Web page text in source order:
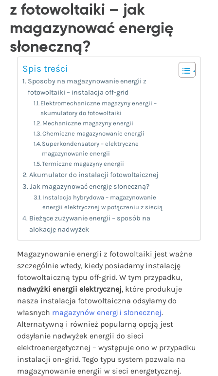
z fotowoltaiki – jak
magazynować energię
słoneczną?
Spis treści
Sposoby na magazynowanie energii z
fotowoltaiki – instalacja off-grid
Elektromechaniczne magazyny energii –
akumulatory do fotowoltaiki
Mechaniczne magazyny energii
Chemiczne magazynowanie energii
Superkondensatory – elektryczne
magazynowanie energii
Termiczne magazyny energii
Akumulator do instalacji fotowoltaicznej
Jak magazynować energię słoneczną?
Instalacja hybrydowa – magazynowanie
energii elektrycznej w połączeniu z siecią
Bieżące zużywanie energii – sposób na
alokację nadwyżek
Magazynowanie energii z fotowoltaiki jest ważne
szczególnie wtedy, kiedy posiadamy instalację
fotowoltaiczną typu off-grid. W tym przypadku,
nadwyżki energii elektrycznej, które produkuje
nasza instalacja fotowoltaiczna odsyłamy do
własnych magazynów energii słonecznej.
Alternatywną i również popularną opcją jest
odsyłanie nadwyżek energii do sieci
elektroenergetycznej – występuje ono w przypadku
instalacji on-grid. Tego typu system pozwala na
magazynowanie energii w sieci energetycznej.